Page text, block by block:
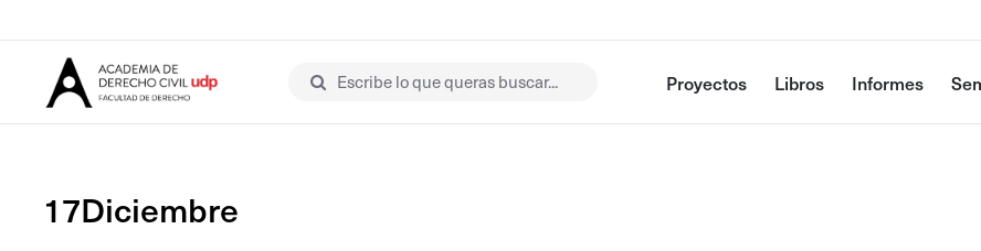
Escribe lo que queras buscar... Proyectos Libros Informes
17Diciembre